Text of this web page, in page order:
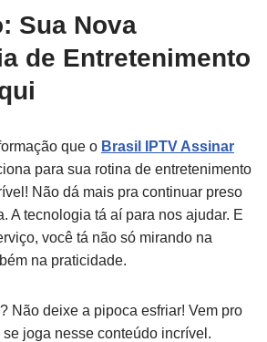
Sua Nova
de Entretenimento
que o Brasil IPTV Assinar
para sua rotina de entretenimento
Não dá mais pra continuar preso
A tecnologia tá aí para nos ajudar. E
você tá não só mirando na
na praticidade.
Não deixe a pipoca esfriar! Vem pro
se joga nesse conteúdo incrível.